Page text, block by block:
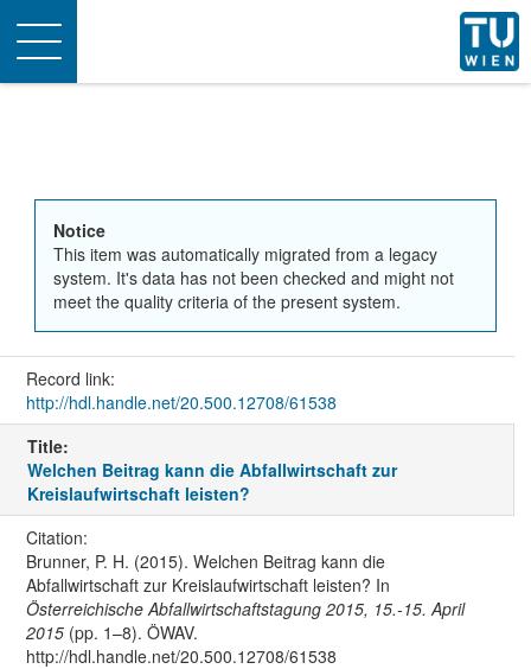
Toggle
navigation
Notice
This item was automatically migrated from a legacy
system. It's data has not been checked and might not
meet the quality criteria of the present system.
Record link:
http://hdl.handle.net/20.500.12708/61538
Title:
Welchen Beitrag kann die Abfallwirtschaft zur
Kreislaufwirtschaft leisten?
Citation:
Brunner, P. H. (2015). Welchen Beitrag kann die
Abfallwirtschaft zur Kreislaufwirtschaft leisten? In
Österreichische Abfallwirtschaftstagung 2015, 15.-15. April
2015(pp. 1–8). ÖWAV.
http://hdl.handle.net/20.500.12708/61538